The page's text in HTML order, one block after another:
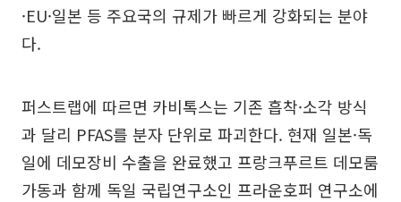
·EU·일본 등 주요국의 규제가 빠르게 강화되는 분야
다.
퍼스트랩에 따르면 카비톡스는 기존 흡착·소각 방식
과 달리 PFAS를 분자 단위로 파괴한다. 현재 일본·독
일에 데모장비 수출을 완료했고 프랑크푸르트 데모룸
가동과 함께 독일 국립연구소인 프라운호퍼 연구소에